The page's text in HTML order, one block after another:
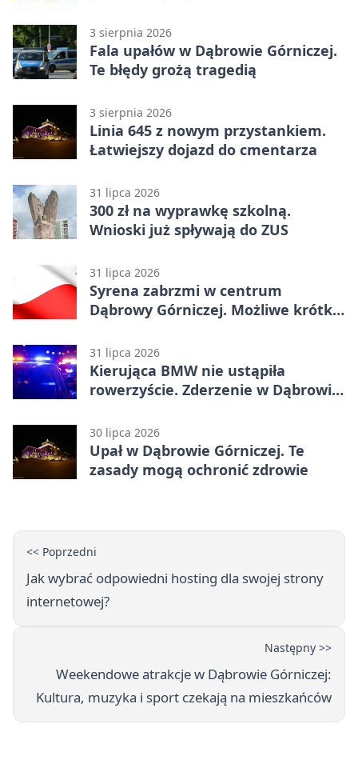
3 sierpnia 2026
Fala upałów w Dąbrowie Górniczej.
Te błędy grożą tragedią
3 sierpnia 2026
Linia 645 z nowym przystankiem.
Łatwiejszy dojazd do cmentarza
31 lipca 2026
300 zł na wyprawkę szkolną.
Wnioski już spływają do ZUS
31 lipca 2026
Syrena zabrzmi w centrum
Dąbrowy Górniczej. Możliwe krótkie
31 lipca 2026
Kierująca BMW nie ustąpiła
rowerzyście. Zderzenie w Dąbrowie
30 lipca 2026
Upał w Dąbrowie Górniczej. Te
zasady mogą ochronić zdrowie
<< Poprzedni
Jak wybrać odpowiedni hosting dla swojej strony
internetowej?
Następny >>
Weekendowe atrakcje w Dąbrowie Górniczej:
Kultura, muzyka i sport czekają na mieszkańców